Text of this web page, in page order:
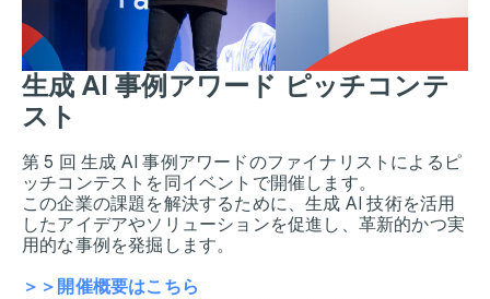
生成 AI 事例アワード ピッチコンテ
スト
第 5 回 生成 AI 事例アワードのファイナリストによるピ
ッチコンテストを同イベントで開催します。
この企業の課題を解決するために、生成 AI 技術を活用
したアイデアやソリューションを促進し、革新的かつ実
用的な事例を発掘します。
＞＞開催概要はこちら